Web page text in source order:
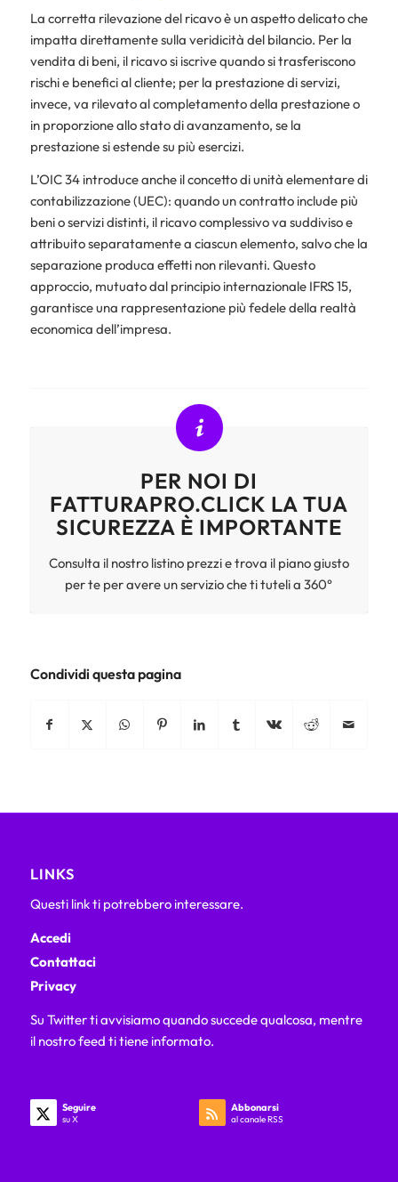
La corretta rilevazione del ricavo è un aspetto delicato che
impatta direttamente sulla veridicità del bilancio. Per la
vendita di beni, il ricavo si iscrive quando si trasferiscono
rischi e benefici al cliente; per la prestazione di servizi,
invece, va rilevato al completamento della prestazione o
in proporzione allo stato di avanzamento, se la
prestazione si estende su più esercizi.
L’OIC 34 introduce anche il concetto di unità elementare di
contabilizzazione (UEC): quando un contratto include più
beni o servizi distinti, il ricavo complessivo va suddiviso e
attribuito separatamente a ciascun elemento, salvo che la
separazione produca effetti non rilevanti. Questo
approccio, mutuato dal principio internazionale IFRS 15,
garantisce una rappresentazione più fedele della realtà
economica dell’impresa.
PER NOI DI
FATTURAPRO.CLICK LA TUA
SICUREZZA È IMPORTANTE
Consulta il nostro listino prezzi e trova il piano giusto
per te per avere un servizio che ti tuteli a 360°
Condividi questa pagina
LINKS
Questi link ti potrebbero interessare.
Accedi
Contattaci
Privacy
Su Twitter ti avvisiamo quando succede qualcosa, mentre
il nostro feed ti tiene informato.
Seguire
su X
Abbonarsi
al canale RSS